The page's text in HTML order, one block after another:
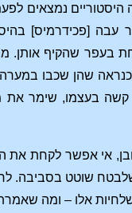
היסטוריים נמצאים
עבה [פכידרמיס]
בעפר שהקיף אותן.
שהן שכבו
בעצמו, שימר את
אי אפשר לקחת את
שוטט בסביבה.
אלו – ומה